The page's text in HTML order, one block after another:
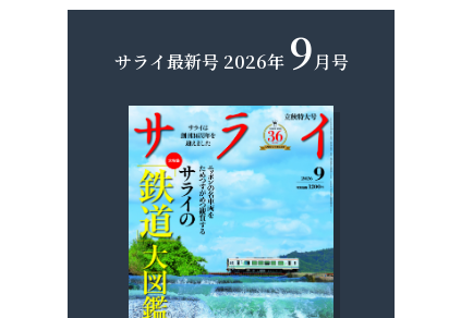
サライ最新号 2026年 9月号